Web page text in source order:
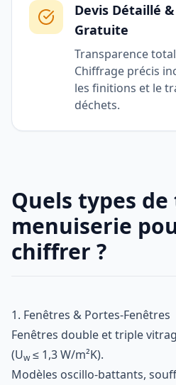
Devis Détaillé
Gratuite
Transparence
Chiffrage précis
les finitions et le
déchets.
Quels types
menuiserie
chiffrer ?
1. Fenêtres & Portes-Fenêtres
Fenêtres double et triple
(Uw≤ 1,3 W/m²K).
Modèles oscillo-battants,